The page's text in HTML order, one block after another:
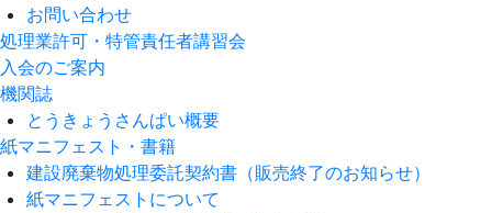
お問い合わせ
処理業許可・特管責任者講習会
入会のご案内
機関誌
とうきょうさんぱい概要
紙マニフェスト・書籍
建設廃棄物処理委託契約書（販売終了のお知らせ）
紙マニフェストについて